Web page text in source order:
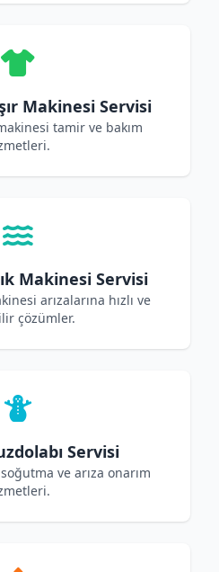
Makinesi Servisi
tamir ve bakım
Makinesi Servisi
arızalarına hızlı ve
çözümler.
Servisi
ve arıza onarım